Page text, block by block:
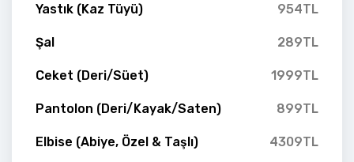
Yastık (Kaz Tüyü) 954TL
Şal 289TL
Ceket (Deri/Süet) 1999TL
Pantolon (Deri/Kayak/Saten) 899TL
Elbise (Abiye, Özel & Taşlı) 4309TL